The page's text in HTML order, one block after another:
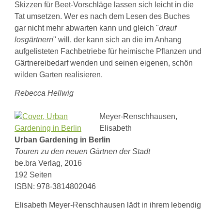
Skizzen für Beet-Vorschläge lassen sich leicht in die
Tat umsetzen. Wer es nach dem Lesen des Buches
gar nicht mehr abwarten kann und gleich "drauf
losgärtnern" will, der kann sich an die im Anhang
aufgelisteten Fachbetriebe für heimische Pflanzen und
Gärtnereibedarf wenden und seinen eigenen, schön
wilden Garten realisieren.
Rebecca Hellwig
Meyer-Renschhausen,
Elisabeth
Urban Gardening in Berlin
Touren zu den neuen Gärtnen der Stadt
be.bra Verlag, 2016
192 Seiten
ISBN: 978-3814802046
Elisabeth Meyer-Renschhausen lädt in ihrem lebendig